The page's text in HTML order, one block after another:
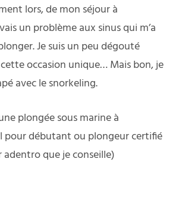
lors, de mon séjour à
un problème aux sinus qui m’a
Je suis un peu dégouté
occasion unique… Mais bon, je
avec le snorkeling.
plongée sous marine à
pour débutantou plongeur certifié
adentro que je conseille)